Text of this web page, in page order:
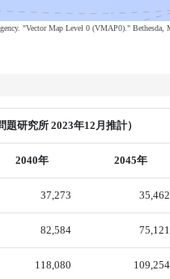
"Vector Map Level 0 (VMAP0)." Bethesda,
研究所 2023年12月推計）
2040年 2045年
37,273 35,462
82,584 75,121
118,080 109,254